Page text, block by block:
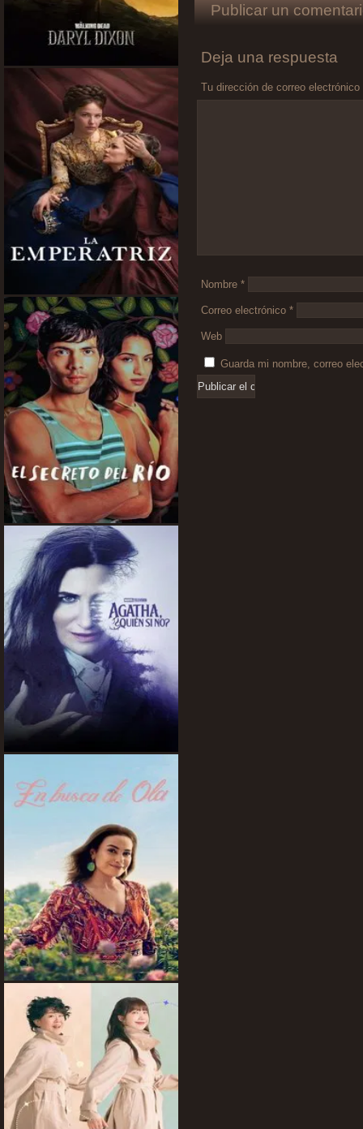
Publicar un
Deja una respuesta
Tu dirección de correo
Nombre *
Correo electrónico *
Web
Guarda mi nombre, correo